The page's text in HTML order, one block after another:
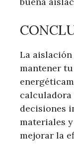
La aislación
mantener
calculadora
decisiones
materiales
mejorar la